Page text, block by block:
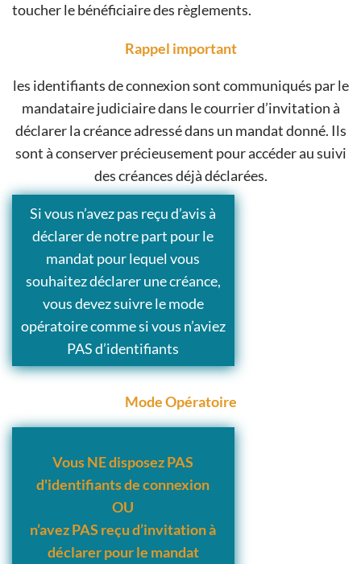
toucher le bénéficiaire des règlements.
Rappel important
les identifiants de connexion sont communiqués par le
mandataire judiciaire dans le courrier d’invitation à
déclarer la créance adressé dans un mandat donné. Ils
sont à conserver précieusement pour accéder au suivi
des créances déjà déclarées.
Si vous n’avez pas reçu d’avis à
déclarer de notre part pour le
mandat pour lequel vous
souhaitez déclarer une créance,
vous devez suivre le mode
opératoire comme si vous n’aviez
PAS d’identifiants
Mode Opératoire
Vous NE disposez PAS
d'identifiants de connexion
OU
n’avez PAS reçu d’invitation à
déclarer pour le mandat